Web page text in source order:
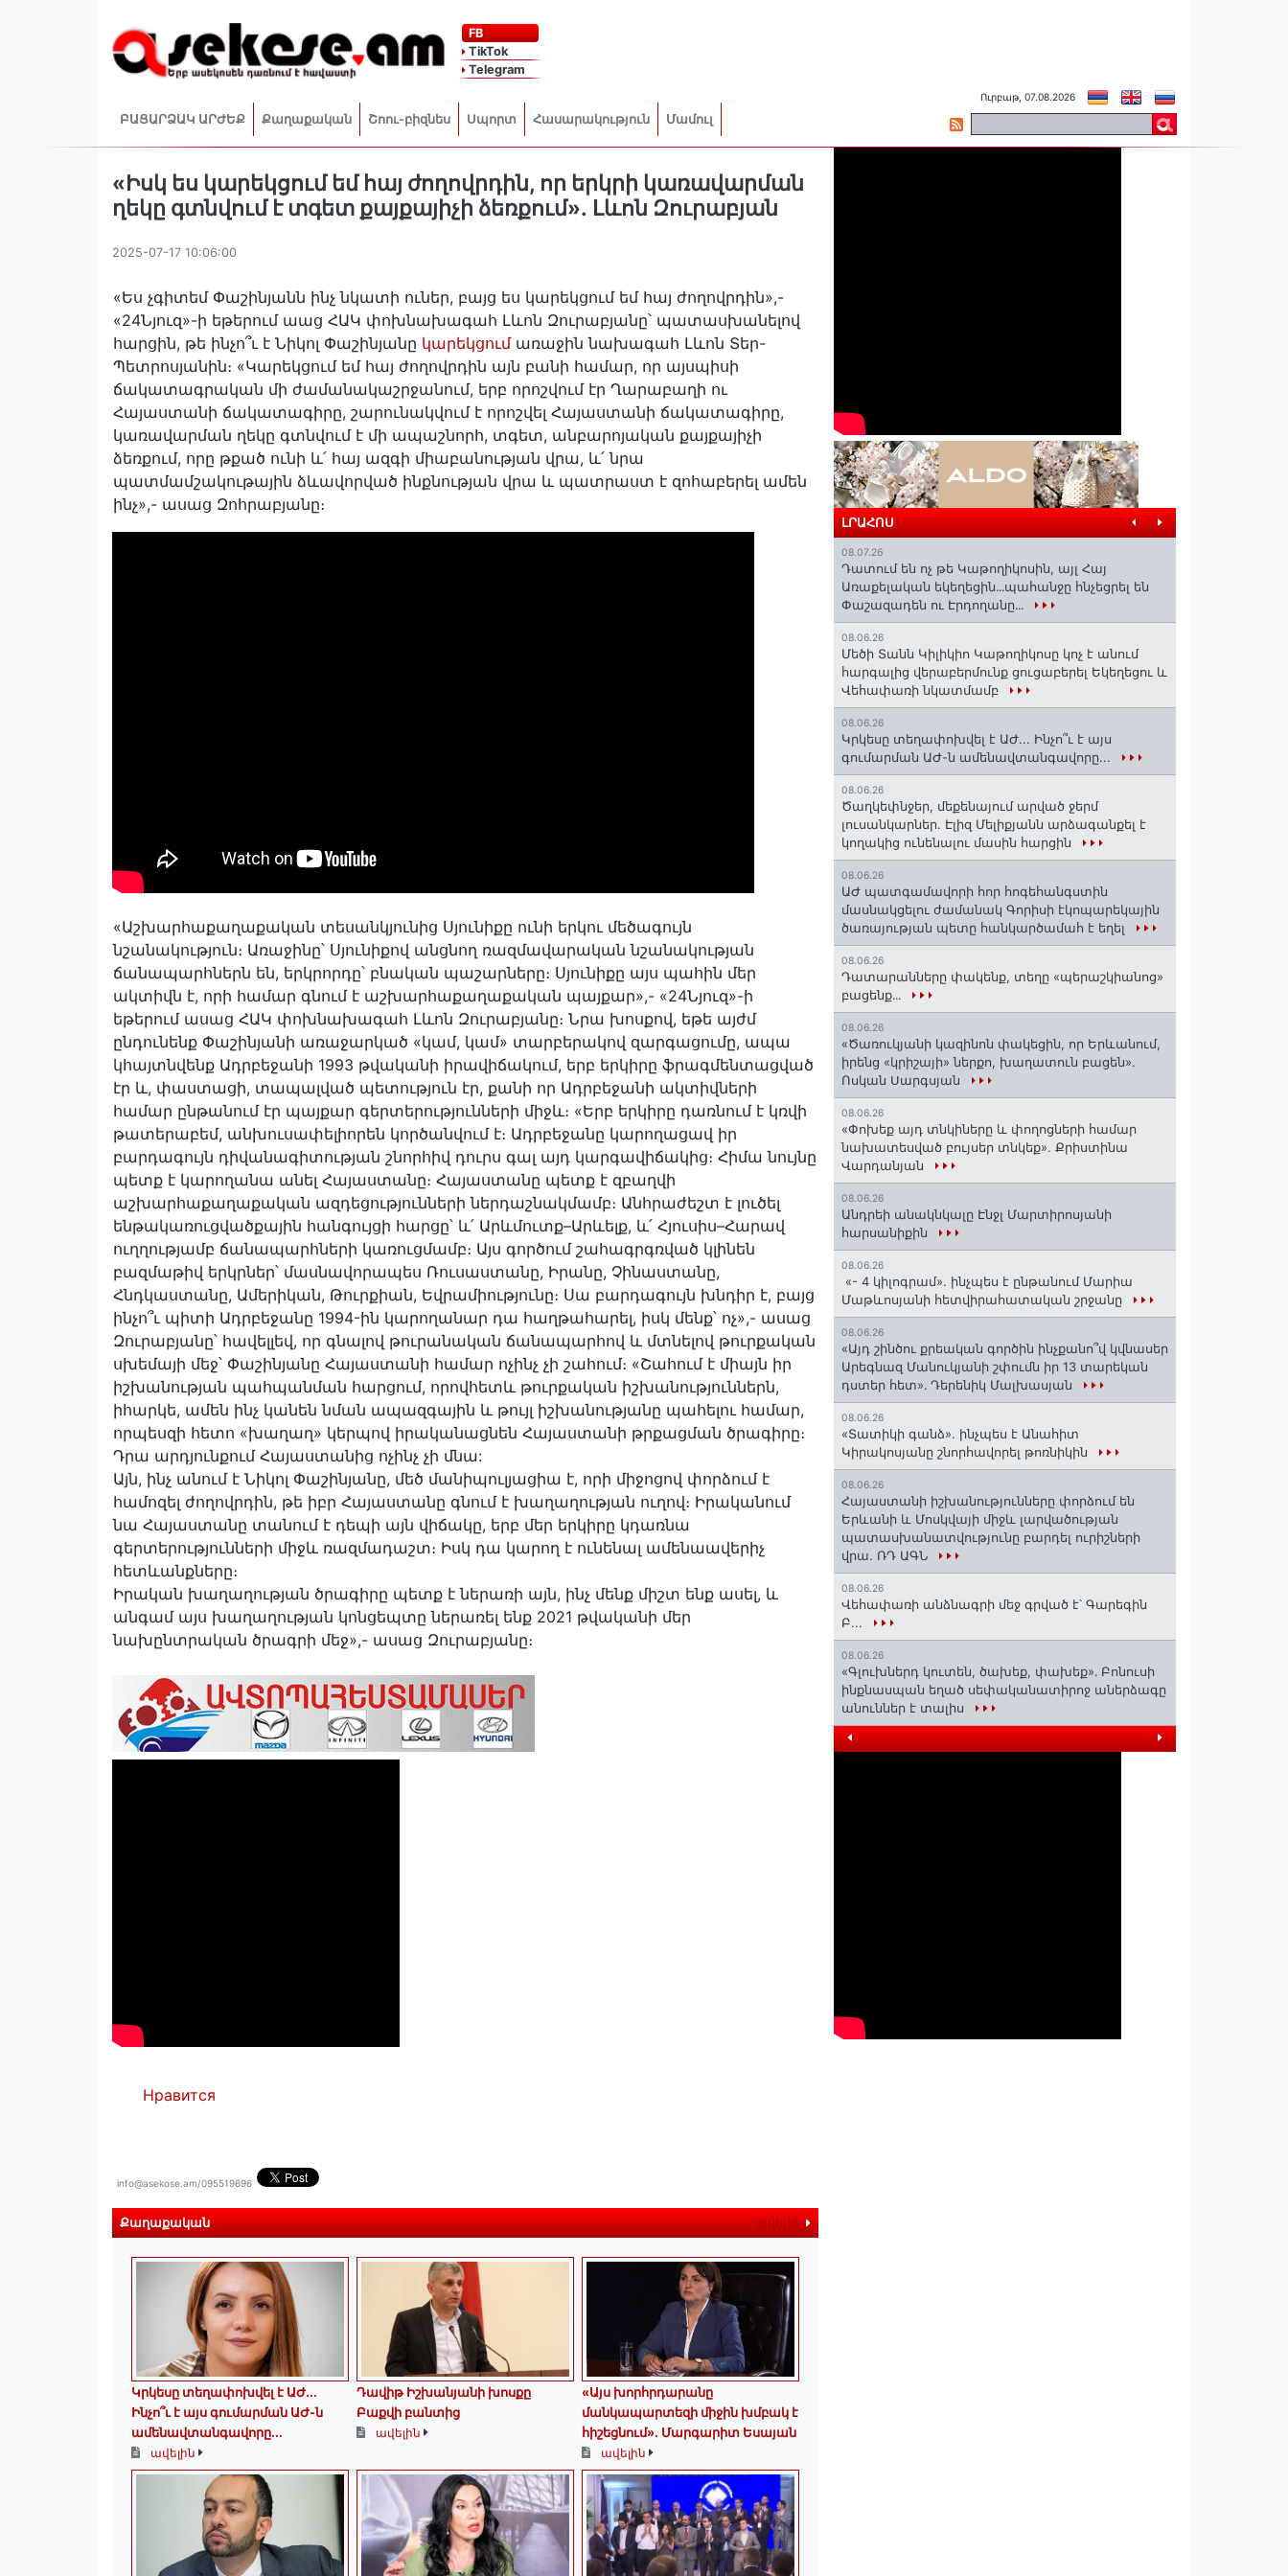
FB
TikTok
Telegram
ԲԱՑԱՐՁԱԿ ԱՐԺԵՔ Քաղաքական Շոու-բիզնես Սպորտ Հասարակություն Մամուլ
Ուրբաթ, 07.08.2026
«Իսկ ես կարեկցում եմ հայ ժողովրդին, որ երկրի կառավարման
ղեկը գտնվում է տգետ քայքայիչի ձեռքում»․ Լևոն Զուրաբյան
2025-07-17 10:06:00
«Ես չգիտեմ Փաշինյանն ինչ նկատի ուներ, բայց ես կարեկցում եմ հայ ժողովրդին»,-
«24Նյուզ»-ի եթերում աաց ՀԱԿ փոխնախագահ Լևոն Զուրաբյանը՝ պատասխանելով
հարցին, թե ինչո՞ւ է Նիկոլ Փաշինյանը կարեկցումառաջին նախագահ Լևոն Տեր-
Պետրոսյանին։ «Կարեկցում եմ հայ ժողովրդին այն բանի համար, որ այսպիսի
ճակատագրական մի ժամանակաշրջանում, երբ որոշվում էր Ղարաբաղի ու
Հայաստանի ճակատագիրը, շարունակվում է որոշվել Հայաստանի ճակատագիրը,
կառավարման ղեկը գտնվում է մի ապաշնորհ, տգետ, անբարոյական քայքայիչի
ձեռքում, որը թքած ունի և՛ հայ ազգի միաբանության վրա, և՛ նրա
պատմամշակութային ձևավորված ինքնության վրա և պատրաստ է զոհաբերել ամեն
ինչ»,- ասաց Զոհրաբյանը։
«Աշխարհաքաղաքական տեսանկյունից Սյունիքը ունի երկու մեծագույն
նշանակություն։ Առաջինը՝ Սյունիքով անցնող ռազմավարական նշանակության
ճանապարհներն են, երկրորդը՝ բնական պաշարները։ Սյունիքը այս պահին մեր
ակտիվն է, որի համար գնում է աշխարհաքաղաքական պայքար»,- «24Նյուզ»-ի
եթերում ասաց ՀԱԿ փոխնախագահ Լևոն Զուրաբյանը։ Նրա խոսքով, եթե այժմ
ընդունենք Փաշինյանի առաջարկած «կամ, կամ» տարբերակով զարգացումը, ապա
կհայտնվենք Ադրբեջանի 1993 թվականի իրավիճակում, երբ երկիրը ֆրագմենտացված
էր և, փաստացի, տապալված պետություն էր, քանի որ Ադրբեջանի ակտիվների
համար ընթանում էր պայքար գերտերությունների միջև։ «Երբ երկիրը դառնում է կռվի
թատերաբեմ, անխուսափելիորեն կործանվում է։ Ադրբեջանը կարողացավ իր
բարդագույն դիվանագիտության շնորհիվ դուրս գալ այդ կարգավիճակից։ Հիմա նույնը
պետք է կարողանա անել Հայաստանը։ Հայաստանը պետք է զբաղվի
աշխարհաքաղաքական ազդեցությունների ներդաշնակմամբ։ Անհրաժեշտ է լուծել
ենթակառուցվածքային հանգույցի հարցը՝ և՛ Արևմուտք–Արևելք, և՛ Հյուսիս–Հարավ
ուղղությամբ ճանապարհների կառուցմամբ։ Այս գործում շահագրգռված կլինեն
բազմաթիվ երկրներ՝ մասնավորապես Ռուսաստանը, Իրանը, Չինաստանը,
Հնդկաստանը, Ամերիկան, Թուրքիան, Եվրամիությունը։ Սա բարդագույն խնդիր է, բայց
ինչո՞ւ պիտի Ադրբեջանը 1994-ին կարողանար դա հաղթահարել, իսկ մենք՝ ոչ»,- ասաց
Զուրաբյանը՝ հավելլեվ, որ գնալով թուրանական ճանապարհով և մտնելով թուրքական
սխեմայի մեջ՝ Փաշինյանը Հայաստանի համար ոչինչ չի շահում։ «Շահում է միայն իր
իշխանության պահպանման հարցում, որովհետև թուրքական իշխանություններն,
իհարկե, ամեն ինչ կանեն նման ապազգային և թույլ իշխանությանը պահելու համար,
որպեսզի հետո «խաղաղ» կերպով իրականացնեն Հայաստանի թրքացման ծրագիրը։
Դրա արդյունքում Հայաստանից ոչինչ չի մնա:
Այն, ինչ անում է Նիկոլ Փաշինյանը, մեծ մանիպուլյացիա է, որի միջոցով փորձում է
համոզել ժողովրդին, թե իբր Հայաստանը գնում է խաղաղության ուղով։ Իրականում
նա Հայաստանը տանում է դեպի այն վիճակը, երբ մեր երկիրը կդառնա
գերտերությունների միջև ռազմադաշտ։ Իսկ դա կարող է ունենալ ամենաավերիչ
հետևանքները։
Իրական խաղաղության ծրագիրը պետք է ներառի այն, ինչ մենք միշտ ենք ասել, և
անգամ այս խաղաղության կոնցեպտը ներառել ենք 2021 թվականի մեր
նախընտրական ծրագրի մեջ»,- ասաց Զուրաբյանը։
Нравится
info@asekose.am/095519696
Քաղաքական ավելին
Կրկեսը տեղափոխվել է ԱԺ...
Ինչո՞ւ է այս գումարման ԱԺ-ն
ամենավտանգավորը...
ավելին
Դավիթ Իշխանյանի խոսքը
Բաքվի բանտից
ավելին
«Այս խորհրդարանը
մանկապարտեզի միջին խմբակ է
հիշեցնում»․ Մարգարիտ Եսայան
ավելին
ԼՐԱՀՈՍ
08.07.26
Դատում են ոչ թե Կաթողիկոսին, այլ Հայ
Առաքելական եկեղեցին․․․պահանջը հնչեցրել են
Փաշազադեն ու Էրդողանը․․․
08.06.26
Մեծի Տանն Կիլիկիո Կաթողիկոսը կոչ է անում
հարգալից վերաբերմունք ցուցաբերել Եկեղեցու և
Վեհափառի նկատմամբ
08.06.26
Կրկեսը տեղափոխվել է ԱԺ... Ինչո՞ւ է այս
գումարման ԱԺ-ն ամենավտանգավորը...
08.06.26
Ծաղկեփնջեր, մեքենայում արված ջերմ
լուսանկարներ. Էլիզ Մելիքյանն արձագանքել է
կողակից ունենալու մասին հարցին
08.06.26
ԱԺ պատգամավորի հոր հոգեհանգստին
մասնակցելու ժամանակ Գորիսի էկոպարեկային
ծառայության պետը հանկարծամահ է եղել
08.06.26
Դատարանները փակենք, տեղը «պերաշկիանոց»
բացենք․․․
08.06.26
«Ծառուկյանի կազինոն փակեցին, որ Երևանում,
իրենց «կրիշայի» ներքո, խաղատուն բացեն»․
Ոսկան Սարգսյան
08.06.26
«Փոխեք այդ տնկիները և փողոցների համար
նախատեսված բույսեր տնկեք». Քրիստինա
Վարդանյան
08.06.26
Անդրեի անակնկալը Էնջլ Մարտիրոսյանի
հարսանիքին
08.06.26
«- 4 կիլոգրամ». ինչպես է ընթանում Մարիա
Մաթևոսյանի հետվիրահատական շրջանը
08.06.26
«Այդ շինծու քրեական գործին ինչքանո՞վ կվնասեր
Արեգնազ Մանուկյանի շփումն իր 13 տարեկան
դստեր հետ»․ Դերենիկ Մալխասյան
08.06.26
«Տատիկի գանձ». ինչպես է Անահիտ
Կիրակոսյանը շնորհավորել թոռնիկին
08.06.26
Հայաստանի իշխանությունները փորձում են
Երևանի և Մոսկվայի միջև լարվածության
պատասխանատվությունը բարդել ուրիշների
վրա. ՌԴ ԱԳՆ
08.06.26
Վեհափառի անձնագրի մեջ գրված է՝ Գարեգին
Բ...
08.06.26
«Գլուխներդ կուտեն, ծախեք, փախեք»․ Բոնուսի
ինքնասպան եղած սեփականատիրոջ աներձագը
անուններ է տալիս